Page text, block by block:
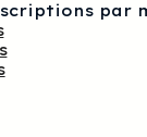
par